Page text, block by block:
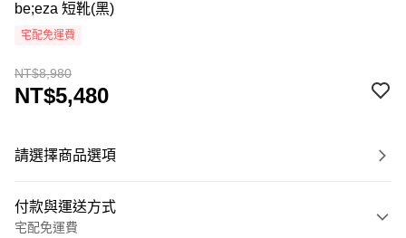
be;eza 短靴(黑)
宅配免運費
NT$8,980
NT$5,480
請選擇商品選項
付款與運送方式
宅配免運費